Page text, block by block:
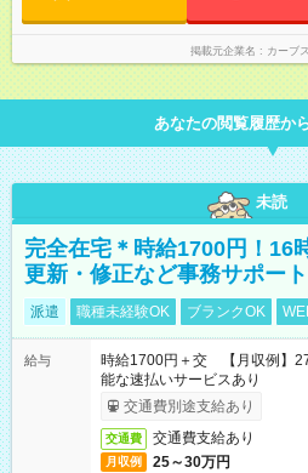
掲載元企業名 カーブ
あなたの閲覧履歴か
未読
完全在宅＊時給1700円！16
更新・修正など事務サポート
派遣 職種未経験OK ブランクOK
給与
時給1700円＋交 【月収例】
能な速払いサービスあり
交通費別途支給あり
交通費 交通費支給あり
月収例 25～30万円